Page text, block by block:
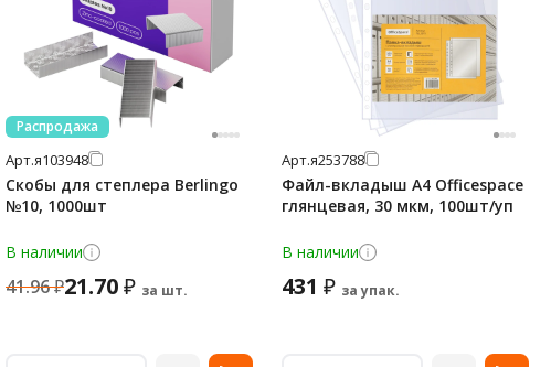
Распродажа
Арт.я103948
Скобы для степлера Berlingo
№10, 1000шт
В наличии
41.96₽21.70₽ за шт.
Арт.я253788
Файл-вкладыш А4 Officespace
глянцевая, 30 мкм, 100шт/уп
В наличии
431 ₽ за упак.